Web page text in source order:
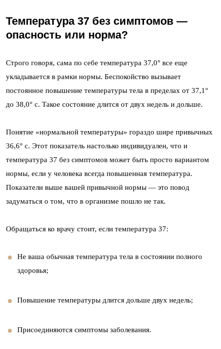
Температура 37 без симптомов —
опасность или норма?
Строго говоря, сама по себе температура 37,0° все еще
укладывается в рамки нормы. Беспокойство вызывает
постоянное повышение температуры тела в пределах от 37,1°
до 38,0° с. Такое состояние длится от двух недель и дольше.
Понятие «нормальной температуры» гораздо шире привычных
36,6° с. Этот показатель настолько индивидуален, что и
температура 37 без симптомов может быть просто вариантом
нормы, если у человека всегда повышенная температура.
Показатели выше вашей привычной нормы — это повод
задуматься о том, что в организме пошло не так.
Обращаться ко врачу стоит, если температура 37:
Не ваша обычная температура тела в состоянии полного
здоровья;
Повышение температуры длится дольше двух недель;
Присоединяются симптомы заболевания.